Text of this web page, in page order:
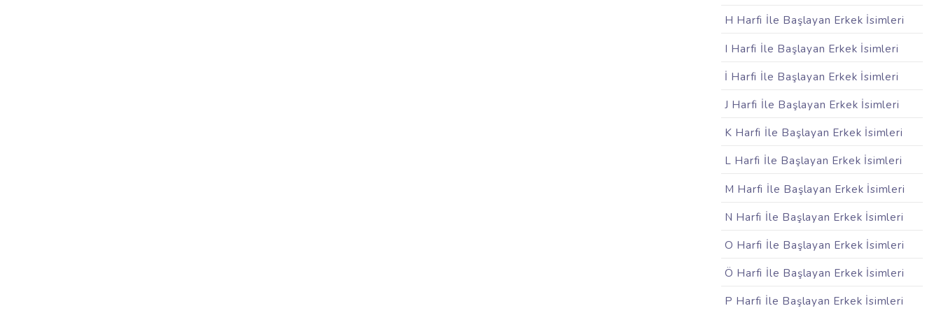
H Harfi İle Başlayan Erkek İsimleri
I Harfi İle Başlayan Erkek İsimleri
İ Harfi İle Başlayan Erkek İsimleri
J Harfi İle Başlayan Erkek İsimleri
K Harfi İle Başlayan Erkek İsimleri
L Harfi İle Başlayan Erkek İsimleri
M Harfi İle Başlayan Erkek İsimleri
N Harfi İle Başlayan Erkek İsimleri
O Harfi İle Başlayan Erkek İsimleri
Ö Harfi İle Başlayan Erkek İsimleri
P Harfi İle Başlayan Erkek İsimleri